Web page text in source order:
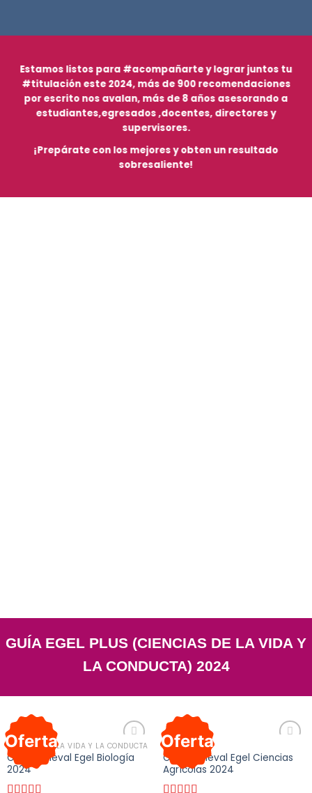
Estamos listos para #acompañarte y lograr juntos tu
#titulación este 2024, más de 900 recomendaciones
por escrito nos avalan, más de 8 años asesorando a
estudiantes,egresados ,docentes, directores y
supervisores.
¡Prepárate con los mejores y obten un resultado
sobresaliente!
GUÍA EGEL PLUS (CIENCIAS DE LA VIDA Y
LA CONDUCTA) 2024
Oferta
Añadir
a la
CIENCIAS DE LA VIDA Y LA CONDUCTA
Guía Ceneval Egel Biología
2024
Oferta
Añadir
a la
CENEVAL
Guía Ceneval Egel Ciencias
Agrícolas 2024